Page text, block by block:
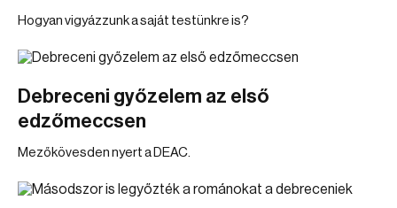
Hogyan vigyázzunk a saját testünkre is?
Debreceni győzelem az első
edzőmeccsen
Mezőkövesden nyert a DEAC.